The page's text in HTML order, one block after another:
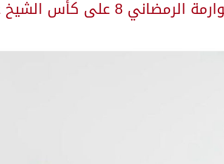
مليارات برميل عام 2025
الكونغو ويتجاوز قدرات الاستجابة
نفاد الصواريخ الدقيقة بعد حرب إيران والبنتاغون
الري الزراعية
8 على كأس الشيخ علي احمد هدوان صيرم